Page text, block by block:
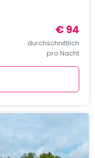
€ 94
durchschnittlich
pro Nacht